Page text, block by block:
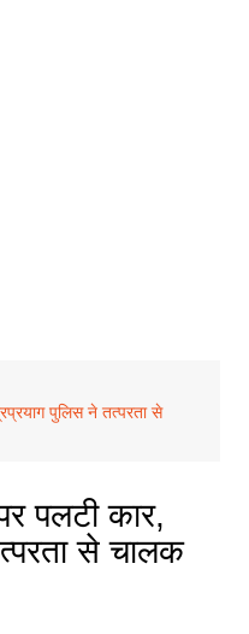
पुलिस ने तत्परता से
पलटी कार,
से चालक